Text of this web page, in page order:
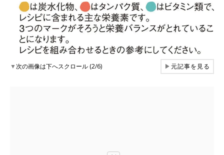
▼次の画像は下へスクロール (2/6) ▶元記事を見る